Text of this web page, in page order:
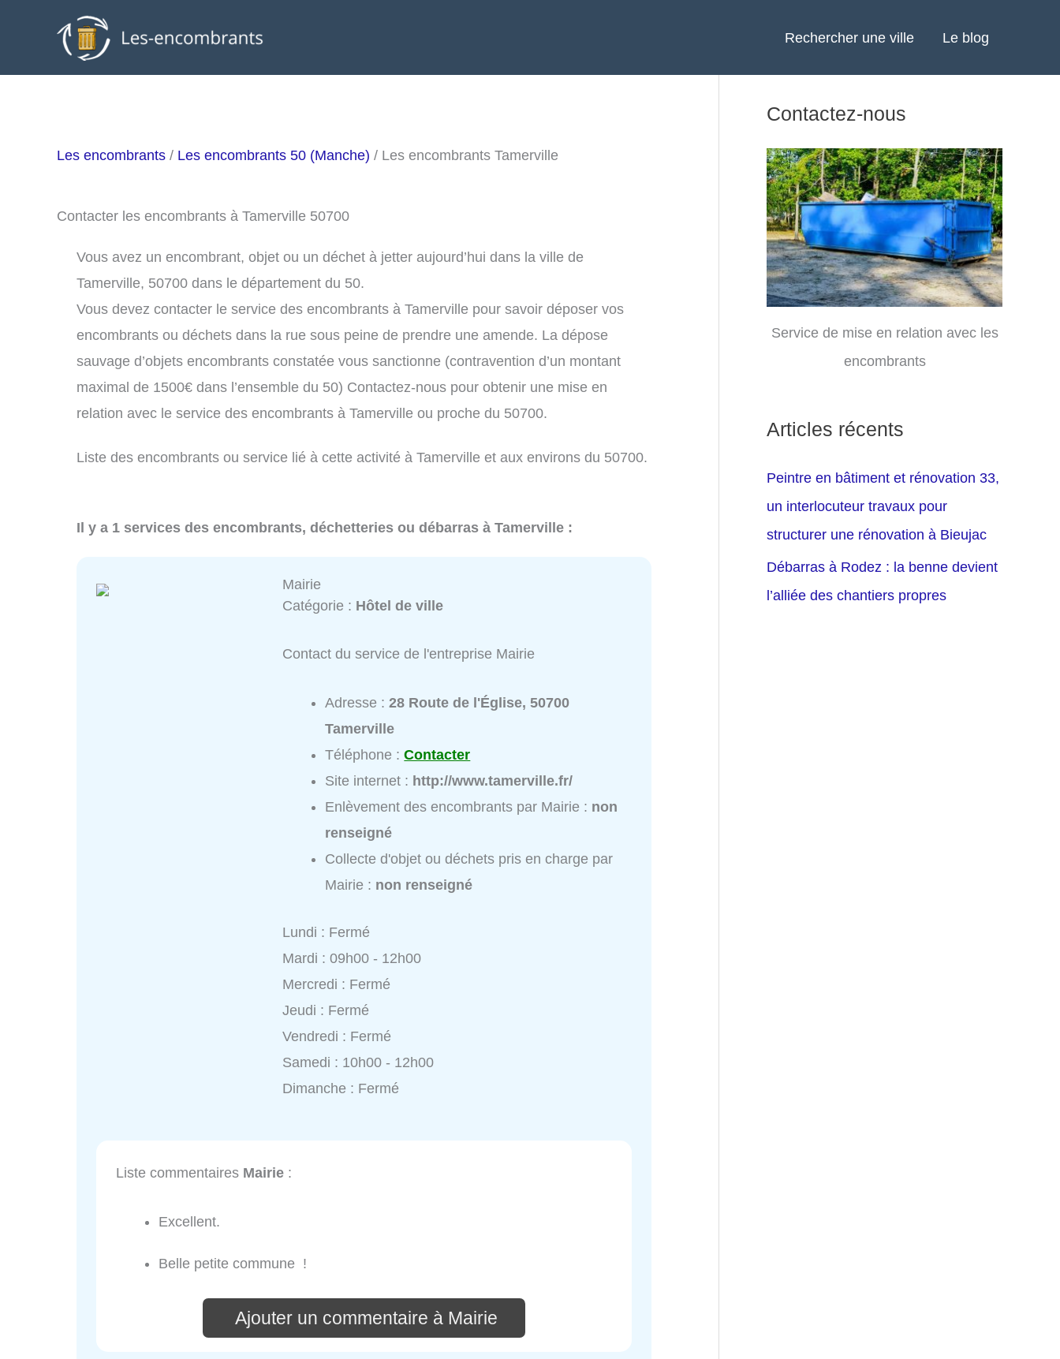
Rechercher une ville Le blog
Les encombrants / Les encombrants 50 (Manche) / Les encombrants Tamerville
Contacter les encombrants à Tamerville 50700
Vous avez un encombrant, objet ou un déchet à jetter aujourd’hui dans la ville de
Tamerville, 50700 dans le département du 50.
Vous devez contacter le service des encombrants à Tamerville pour savoir déposer vos
encombrants ou déchets dans la rue sous peine de prendre une amende. La dépose
sauvage d’objets encombrants constatée vous sanctionne (contravention d’un montant
maximal de 1500€ dans l’ensemble du 50) Contactez-nous pour obtenir une mise en
relation avec le service des encombrants à Tamerville ou proche du 50700.
Liste des encombrants ou service lié à cette activité à Tamerville et aux environs du 50700.
Il y a 1 services des encombrants, déchetteries ou débarras à Tamerville :
Mairie
Catégorie : Hôtel de ville
Contact du service de l'entreprise Mairie
Adresse :28 Route de l'Église, 50700
Tamerville
Téléphone :Contacter
Site internet : http://www.tamerville.fr/
Enlèvement des encombrants par Mairie : non
renseigné
Collecte d'objet ou déchets pris en charge par
Mairie : non renseigné
Lundi : Fermé
Mardi : 09h00 - 12h00
Mercredi : Fermé
Jeudi : Fermé
Vendredi : Fermé
Samedi : 10h00 - 12h00
Dimanche : Fermé
Liste commentaires Mairie :
Excellent.
Belle petite commune !
Ajouter un commentaire à Mairie
Contactez-nous
Service de mise en relation avec les
encombrants
Articles récents
Peintre en bâtiment et rénovation 33,
un interlocuteur travaux pour
structurer une rénovation à Bieujac
Débarras à Rodez : la benne devient
l’alliée des chantiers propres